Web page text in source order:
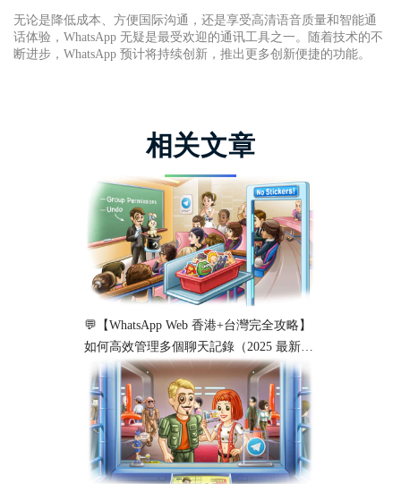
无论是降低成本、方便国际沟通，还是享受高清语音质量和智能通
话体验，WhatsApp 无疑是最受欢迎的通讯工具之一。随着技术的不
断进步，WhatsApp 预计将持续创新，推出更多创新便捷的功能。
相关文章
💬【WhatsApp Web 香港+台灣完全攻略】
如何高效管理多個聊天記錄（2025 最新教
學）